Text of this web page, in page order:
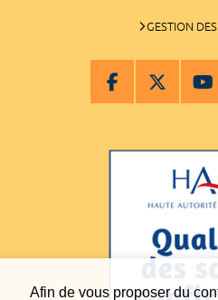
Afin de vous proposer du
GESTION